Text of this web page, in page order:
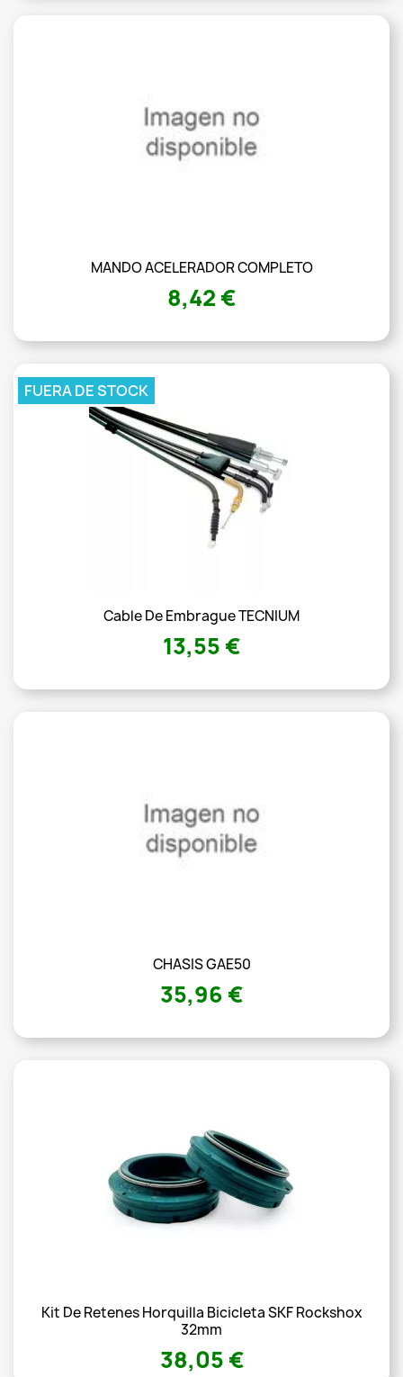
MANDO ACELERADOR COMPLETO
8,42 €
Cable De Embrague TECNIUM
13,55 €
FUERA DE STOCK
CHASIS GAE50
35,96 €
Kit De Retenes Horquilla Bicicleta SKF Rockshox
32mm
38,05 €